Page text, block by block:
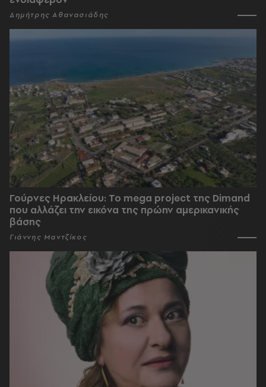
Δημήτρης Αθανασιάδης
Γούρνες Ηρακλείου: To mega project της Dimand
που αλλάζει την εικόνα της πρώην αμερικανικής
βάσης
Γιάννης Μαντζίκος